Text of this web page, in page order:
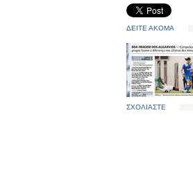
ΔΕΙΤΕ ΑΚΟΜΑ
ΣΧΟΛΙΑΣΤΕ